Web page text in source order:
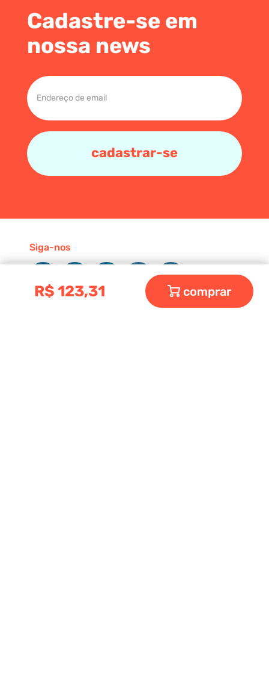
R$ 123,31 comprar
Cadastre-se em
nossa news
cadastrar-se
Siga-nos